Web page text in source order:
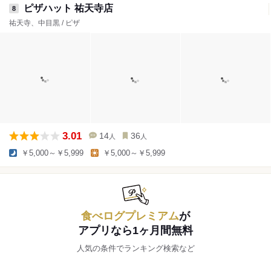
8 ピザハット 祐天寺店
祐天寺、中目黒 / ピザ
3.01 14 人 36 人
￥5,000～￥5,999 ￥5,000～￥5,999
食べログプレミアムが
アプリなら1ヶ月間無料
人気の条件でランキング検索など